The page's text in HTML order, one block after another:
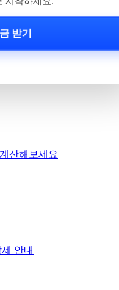
받기
운로드하나요?
게 사용하는 방법은?
른 문제 해결법은?
산해보세요
안내